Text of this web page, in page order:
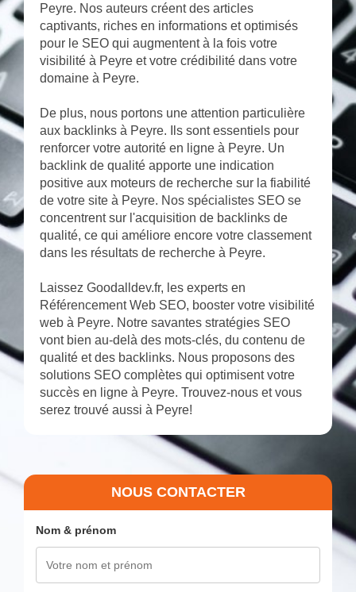
Peyre. Nos auteurs créent des articles
captivants, riches en informations et optimisés
pour le SEO qui augmentent à la fois votre
visibilité à Peyre et votre crédibilité dans votre
domaine à Peyre.
De plus, nous portons une attention particulière
aux backlinks à Peyre. Ils sont essentiels pour
renforcer votre autorité en ligne à Peyre. Un
backlink de qualité apporte une indication
positive aux moteurs de recherche sur la fiabilité
de votre site à Peyre. Nos spécialistes SEO se
concentrent sur l'acquisition de backlinks de
qualité, ce qui améliore encore votre classement
dans les résultats de recherche à Peyre.
Laissez Goodalldev.fr, les experts en
Référencement Web SEO, booster votre visibilité
web à Peyre. Notre savantes stratégies SEO
vont bien au-delà des mots-clés, du contenu de
qualité et des backlinks. Nous proposons des
solutions SEO complètes qui optimisent votre
succès en ligne à Peyre. Trouvez-nous et vous
serez trouvé aussi à Peyre!
NOUS CONTACTER
Nom & prénom